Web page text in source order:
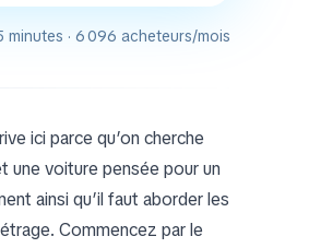
minutes · 6 096 acheteurs/mois
ici parce qu’on cherche
une voiture pensée pour un
ainsi qu’il faut aborder les
Commencez par le